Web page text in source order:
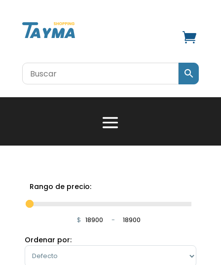

Rango de precio:
$ Minimum Price
-
Maximum Price
Ordenar por:
Sort Products